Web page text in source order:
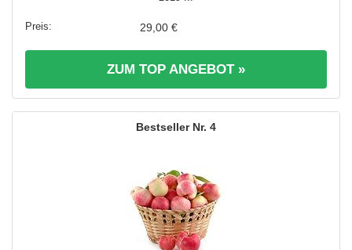
29,00 €
ZUM TOP ANGEBOT »
4